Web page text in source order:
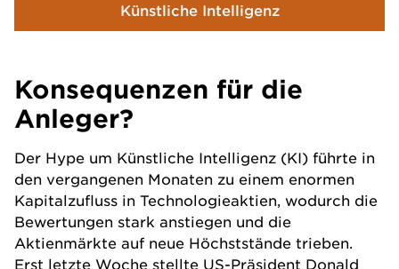
Künstliche Intelligenz
Konsequenzen für die
Anleger?
Der Hype um Künstliche Intelligenz (KI) führte in
den vergangenen Monaten zu einem enormen
Kapitalzufluss in Technologieaktien, wodurch die
Bewertungen stark anstiegen und die
Aktienmärkte auf neue Höchststände trieben.
Erst letzte Woche stellte US-Präsident Donald